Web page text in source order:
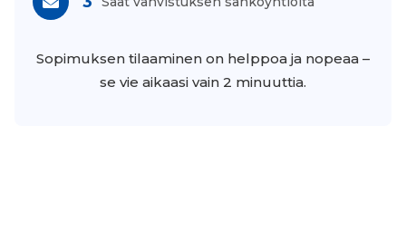
Sopimuksen tilaaminen on helppoa ja nopeaa –
se vie aikaasi vain 2 minuuttia.